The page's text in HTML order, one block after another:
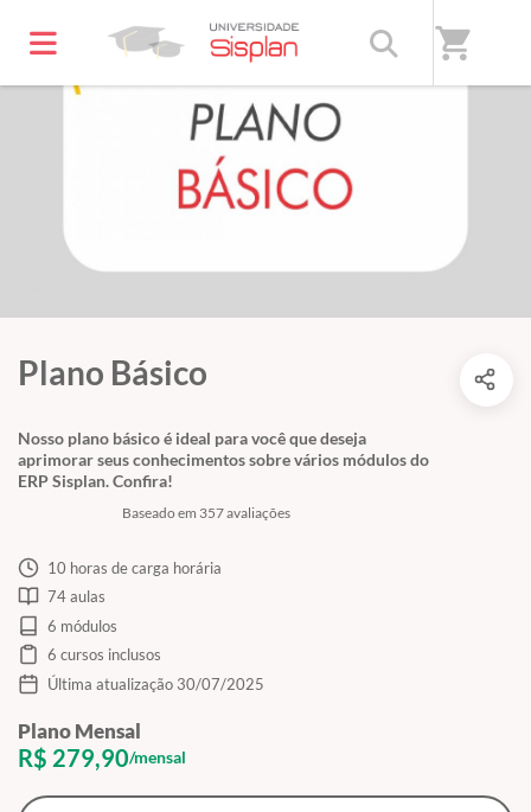
shopping_cart
Plano Básico
Nosso plano básico é ideal para você que deseja
aprimorar seus conhecimentos sobre vários módulos do
ERP Sisplan. Confira!
Baseado em 357 avaliações
10 horas de carga horária
74 aulas
6 módulos
6 cursos inclusos
Última atualização 30/07/2025
Plano Mensal
R$ 279,90/mensal